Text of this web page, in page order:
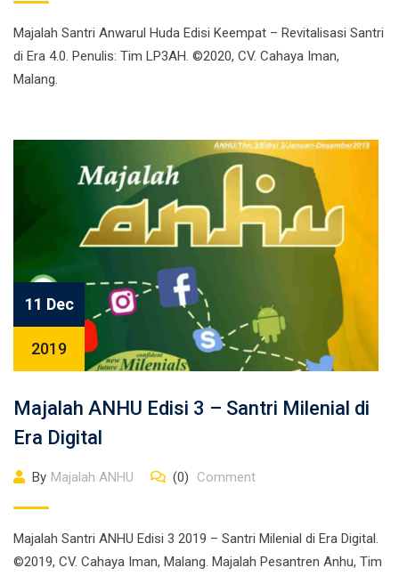
Majalah Santri Anwarul Huda Edisi Keempat – Revitalisasi Santri
di Era 4.0. Penulis: Tim LP3AH. ©2020, CV. Cahaya Iman,
Malang.
11 Dec
2019
Majalah ANHU Edisi 3 – Santri Milenial di
Era Digital
By Majalah ANHU (0) Comment
Majalah Santri ANHU Edisi 3 2019 – Santri Milenial di Era Digital.
©2019, CV. Cahaya Iman, Malang. Majalah Pesantren Anhu, Tim